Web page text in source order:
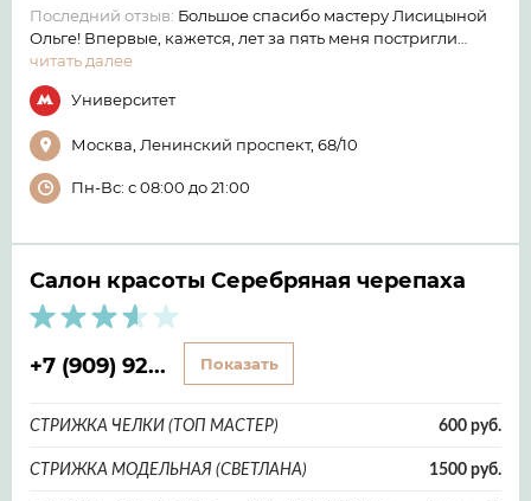
Последний отзыв: Большое спасибо мастеру Лисицыной
Ольге! Впервые, кажется, лет за пять меня постригли…
читать далее
Университет
Москва, Ленинский проспект, 68/10
Пн-Вс: с 08:00 до 21:00
Салон красоты Серебряная черепаха
+7 (909) 92... Показать
СТРИЖКА ЧЕЛКИ (ТОП МАСТЕР) 600 руб.
СТРИЖКА МОДЕЛЬНАЯ (СВЕТЛАНА) 1500 руб.